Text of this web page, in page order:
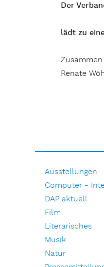
Der
lädt zu
Renate
Ausstellungen
Computer -
DAP aktuell
Film
Literarisches
Musik
Natur